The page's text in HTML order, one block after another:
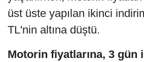
üst üste yapılan ikinci
TL'nin altına düştü.
Motorin fiyatlarına, 3 gün